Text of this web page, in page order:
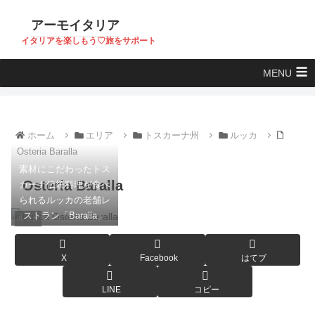
アーモイタリア
イタリアを楽しもう♡旅をサポート
MENU
ホーム エリア トスカーナ州
ルッカ
Osteria Baralla
Osteria Baralla
ルッカ
素材にこだわったトス
カーナ伝統料理が食べ
られるルッカの老舗レ
ストラン「Baralla」
X Facebook はてブ
LINE コピー